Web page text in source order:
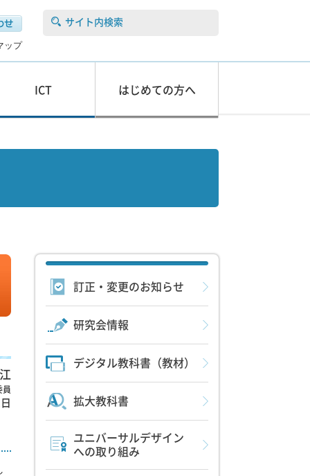
サイト内検索
ップ
ICT はじめての方へ
員
訂正・変更のお知らせ
研究会情報
デジタル教科書（教材）
拡大教科書
ユニバーサルデザイン
への取り組み